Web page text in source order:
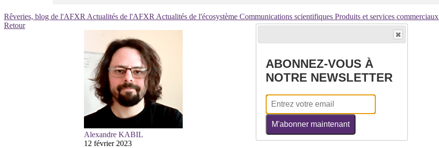
Rêveries, blog de l'AFXR Actualités de l'AFXR Actualités de l'écosystème Communications scientifiques Produits et services commerciaux
Retour
Alexandre KABIL
12 février 2023
ABONNEZ-VOUS À
NOTRE NEWSLETTER
M'abonner maintenant